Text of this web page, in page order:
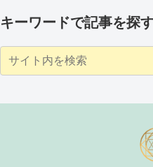
キーワードで記事を探